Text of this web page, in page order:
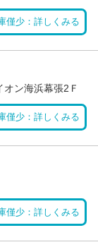
僅少：詳しくみる
ン海浜幕張2Ｆ
僅少：詳しくみる
僅少：詳しくみる